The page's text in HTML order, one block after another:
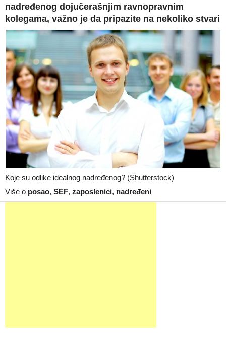
nadređenog dojučerašnjim ravnopravnim
kolegama, važno je da pripazite na nekoliko stvari
Koje su odlike idealnog nadređenog? (Shutterstock)
Više o posao, SEF, zaposlenici, nadređeni